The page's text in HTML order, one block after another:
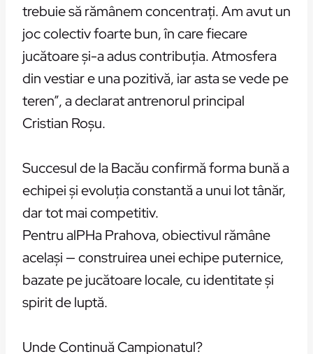
trebuie să rămânem concentrați. Am avut un
joc colectiv foarte bun, în care fiecare
jucătoare și-a adus contribuția. Atmosfera
din vestiar e una pozitivă, iar asta se vede pe
teren”, a declarat antrenorul principal
Cristian Roșu.
Succesul de la Bacău confirmă forma bună a
echipei și evoluția constantă a unui lot tânăr,
dar tot mai competitiv.
Pentru alPHa Prahova, obiectivul rămâne
același — construirea unei echipe puternice,
bazate pe jucătoare locale, cu identitate și
spirit de luptă.
Unde Continuă Campionatul?